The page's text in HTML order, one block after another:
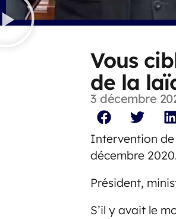
Vous
de la
3 décembre
Intervention de
décembre
Président,
S’il y avait le